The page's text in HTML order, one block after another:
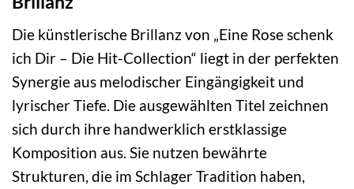
Die künstlerische Brillanz von „Eine Rose schenk
ich Dir – Die Hit-Collection“ liegt in der perfekten
Synergie aus melodischer Eingängigkeit und
lyrischer Tiefe. Die ausgewählten Titel zeichnen
sich durch ihre handwerklich erstklassige
Komposition aus. Sie nutzen bewährte
Strukturen, die im Schlager Tradition haben,